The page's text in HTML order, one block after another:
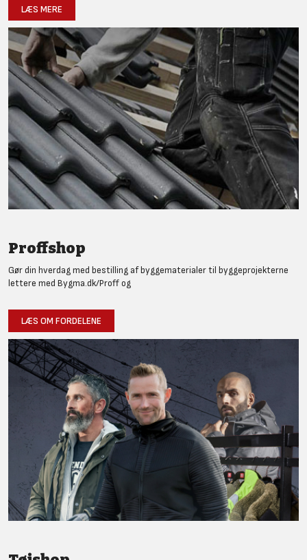
LÆS MERE
Proffshop
Gør din hverdag med bestilling af byggematerialer til byggeprojekterne
lettere med Bygma.dk/Proff og
LÆS OM FORDELENE